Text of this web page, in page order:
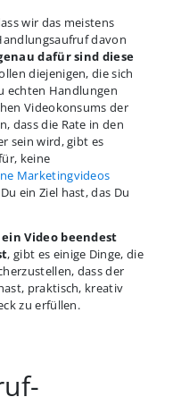
wir das meistens
davon
dafür sind diese
diejenigen, die sich
echten Handlungen
Videokonsums der
dass die Rate in den
sein wird, gibt es
keine
Marketingvideos
ein Ziel hast, das Du
Video beendest
, gibt es einige Dinge, die
dass der
praktisch, kreativ
zu erfüllen.